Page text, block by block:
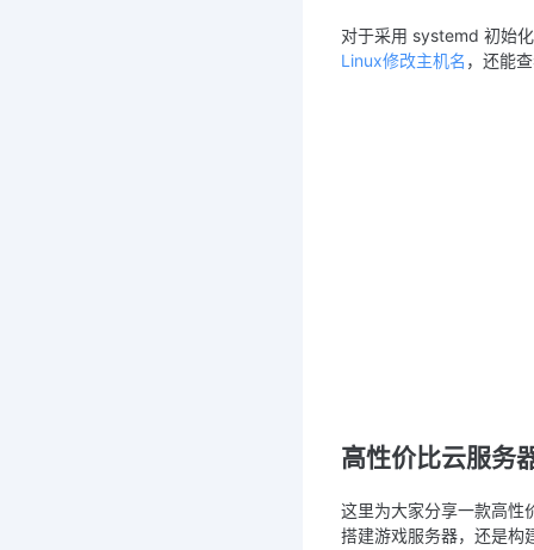
对于采用 systemd 初始
Linux修改主机名 ，还能
高性价比云服务
这里为大家分享一款高
搭建游戏服务器，还是构